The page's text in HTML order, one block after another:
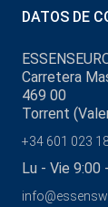
DATOS DE
Carretera
469 00
Torrent
+34 601 023
Lu - Vie 9:00